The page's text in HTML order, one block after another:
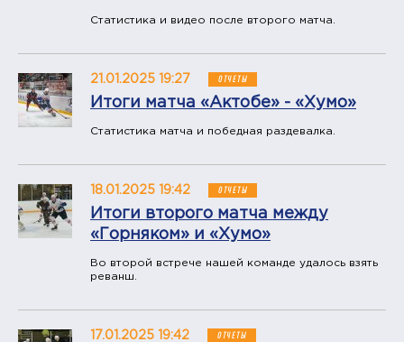
Статистика и видео после второго матча.
21.01.2025 19:27 ОТЧЕТЫ
Итоги матча «Актобе» - «Хумо»
Статистика матча и победная раздевалка.
18.01.2025 19:42 ОТЧЕТЫ
Итоги второго матча между
«Горняком» и «Хумо»
Во второй встрече нашей команде удалось взять
реванш.
17.01.2025 19:42 ОТЧЕТЫ